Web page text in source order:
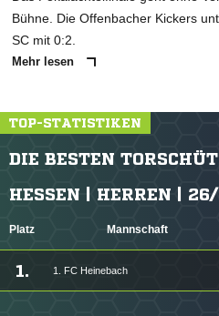
Bühne. Die Offenbacher Kickers
SC mit 0:2.
Mehr lesen
TOP-STATISTIKEN
DIE BESTEN
HESSEN | HERREN |
Platz Mannschaft
1. 1. FC Heinebach